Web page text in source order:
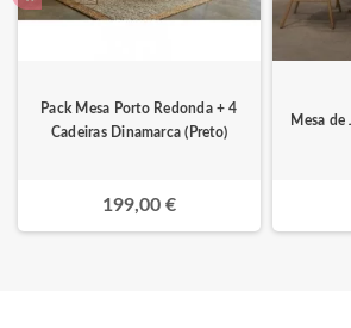
Pack Mesa Porto Redonda + 4
Cadeiras Dinamarca (Preto)
199,00 €
Mesa de